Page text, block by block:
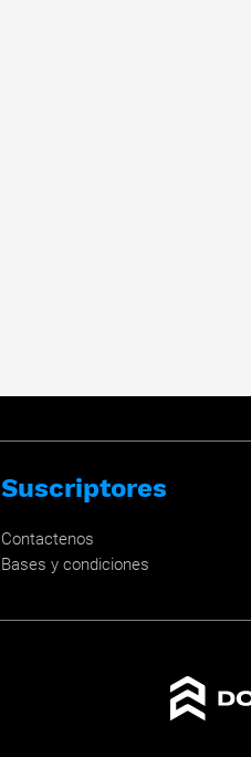
Suscriptores
Contactenos
Bases y condiciones